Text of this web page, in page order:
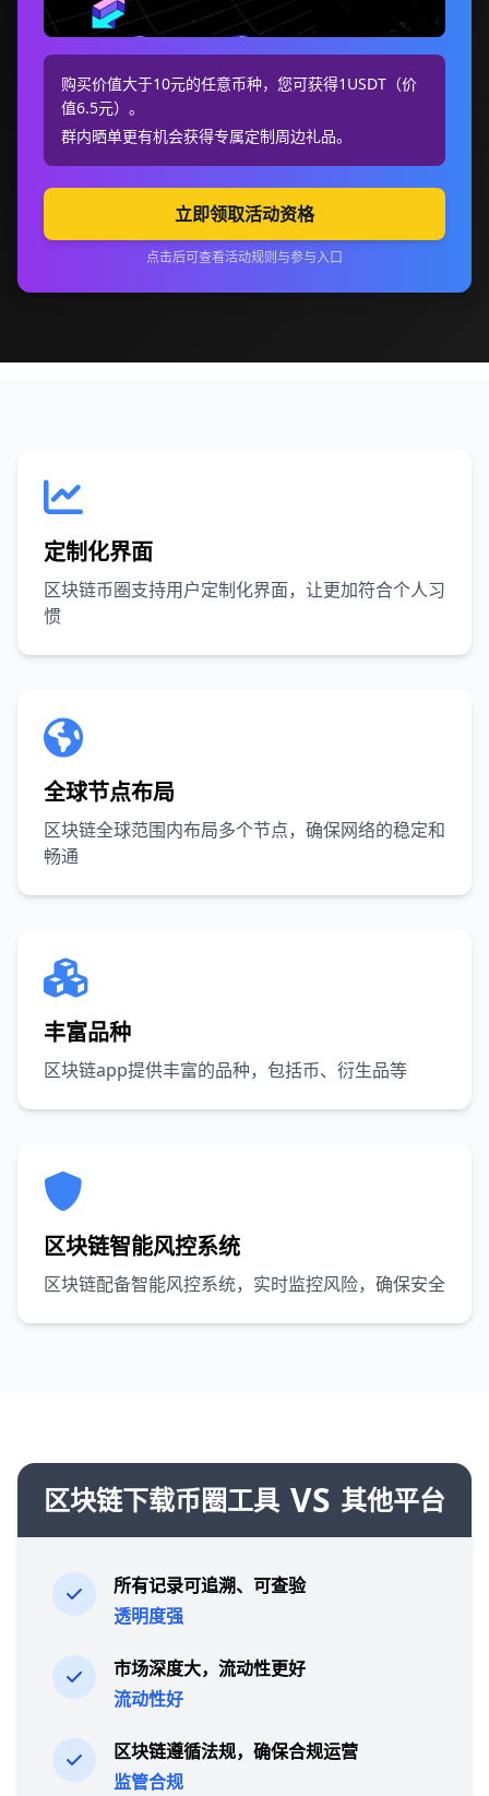
购买价值大于10元的任意币种，您可获得1USDT（价
值6.5元）。
群内晒单更有机会获得专属定制周边礼品。
立即领取活动资格
点击后可查看活动规则与参与入口
定制化界面
区块链币圈支持用户定制化界面，让更加符合个人习
惯
全球节点布局
区块链全球范围内布局多个节点，确保网络的稳定和
畅通
丰富品种
区块链app提供丰富的品种，包括币、衍生品等
区块链智能风控系统
区块链配备智能风控系统，实时监控风险，确保安全
区块链下载币圈工具 VS 其他平台
所有记录可追溯、可查验
透明度强
市场深度大，流动性更好
流动性好
区块链遵循法规，确保合规运营
监管合规